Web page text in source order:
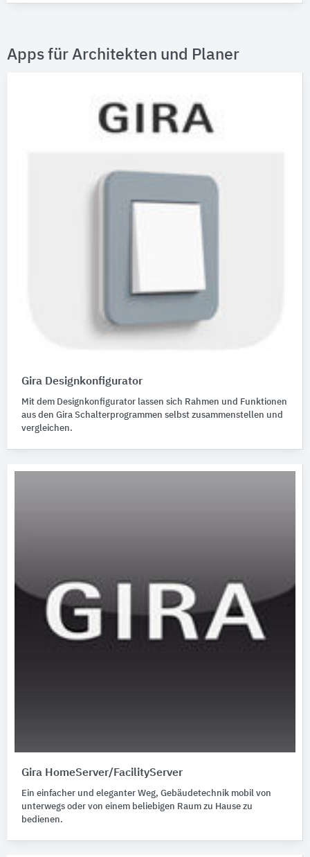
Apps für Architekten und Planer
Gira Designkonfigurator
Mit dem Designkonfigurator lassen sich Rahmen und Funktionen
aus den Gira Schalterprogrammen selbst zusammenstellen und
vergleichen.
Gira HomeServer/FacilityServer
Ein einfacher und eleganter Weg, Gebäudetechnik mobil von
unterwegs oder von einem beliebigen Raum zu Hause zu
bedienen.